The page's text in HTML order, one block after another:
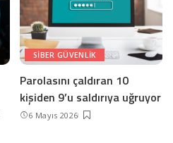
SIBER GÜVENLIK
Parolasını çaldıran 10
kişiden 9’u saldırıya uğruyor
6 Mayıs 2026